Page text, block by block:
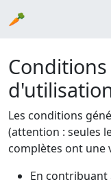
🥕
Les conditions
(attention : seules
complètes ont une
En contribuant